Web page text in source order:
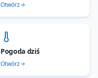
Otwórz
Pogoda dziś
Otwórz